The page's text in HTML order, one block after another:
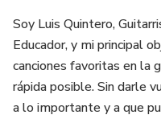
Soy Luis Quintero,
Educador, y mi principal
canciones favoritas en la
rápida posible. Sin darle
a lo importante y a que